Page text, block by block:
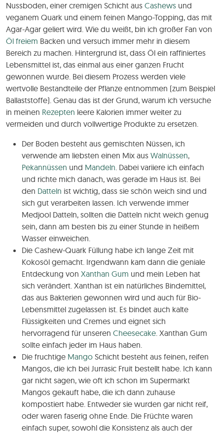
Nussboden, einer cremigen Schicht aus Cashews und
veganem Quark und einem feinen Mango-Topping, das mit
Agar-Agar geliert wird. Wie du weißt, bin ich großer Fan von
Öl freiem Backen und versuch immer mehr in diesem
Bereich zu machen. Hintergrund ist, dass Öl ein raffiniertes
Lebensmittel ist, das einmal aus einer ganzen Frucht
gewonnen wurde. Bei diesem Prozess werden viele
wertvolle Bestandteile der Pflanze entnommen (zum Beispiel
Ballaststoffe). Genau das ist der Grund, warum ich versuche
in meinen Rezepten leere Kalorien immer weiter zu
vermeiden und durch vollwertige Produkte zu ersetzen.
Der Boden besteht aus gemischten Nüssen, ich
verwende am liebsten einen Mix aus Walnüssen,
Pekannüssen und Mandeln. Dabei variiere ich einfach
und richte mich danach, was gerade im Haus ist. Bei
den Datteln ist wichtig, dass sie schön weich sind und
sich gut verarbeiten lassen. Ich verwende immer
Medjool Datteln, sollten die Datteln nicht weich genug
sein, dann am besten bis zu einer Stunde in heißem
Wasser einweichen.
Die Cashew-Quark Füllung habe ich lange Zeit mit
Kokosöl gemacht. Irgendwann kam dann die geniale
Entdeckung von Xanthan Gum und mein Leben hat
sich verändert. Xanthan ist ein natürliches Bindemittel,
das aus Bakterien gewonnen wird und auch für Bio-
Lebensmittel zugelassen ist. Es bindet auch kalte
Flüssigkeiten und Cremes und eignet sich
hervorragend für unseren Cheesecake. Xanthan Gum
sollte einfach jeder im Haus haben.
Die fruchtige Mango Schicht besteht aus feinen, reifen
Mangos, die ich bei Jurrasic Fruit bestellt habe. Ich kann
gar nicht sagen, wie oft ich schon im Supermarkt
Mangos gekauft habe, die ich dann zuhause
kompostiert habe. Entweder sie wurden gar nicht reif,
oder waren faserig ohne Ende. Die Früchte waren
einfach super, sowohl die Konsistenz als auch der